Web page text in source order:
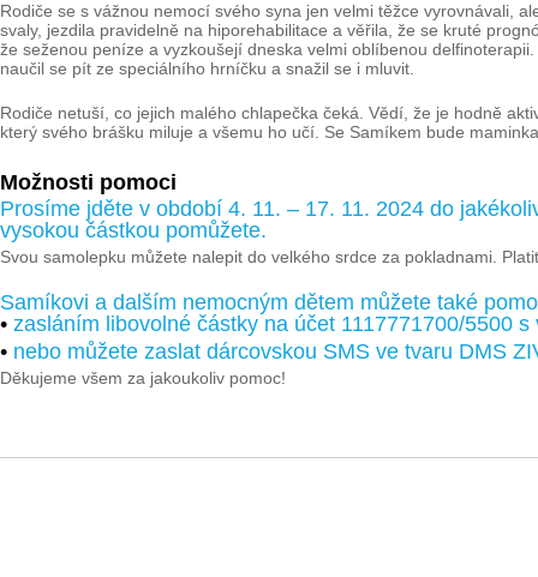
Rodiče se s vážnou nemocí svého syna jen velmi těžce vyrovnávali,
svaly, jezdila pravidelně na hiporehabilitace a věřila, že se kruté
že seženou peníze a vyzkoušejí dneska velmi oblíbenou
naučil se pít ze speciálního hrníčku a snažil se i mluvit.
Rodiče netuší, co jejich malého chlapečka čeká. Vědí, že je hodně
který svého brášku miluje a všemu ho učí. Se Samíkem bude
Možnosti pomoci
Prosíme jděte v období 4. 11. – 17. 11. 2024 do
vysokou částkou pomůžete.
Svou samolepku můžete nalepit do velkého srdce za pokladnami.
Samíkovi a dalším nemocným dětem můžete také
• zasláním libovolné částky na účet 1117771700/5500
• nebo můžete zaslat dárcovskou SMS ve tvaru DMS
Děkujeme všem za jakoukoliv pomoc!